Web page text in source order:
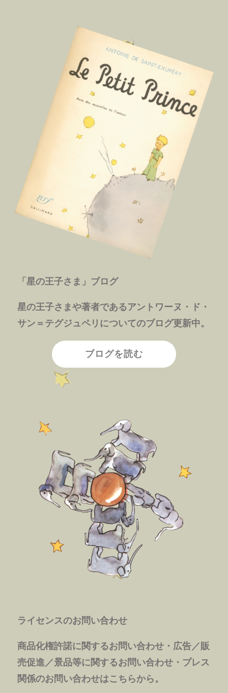
「星の王子さま」ブログ
星の王子さまや著者であるアントワーヌ・ド・
サン＝テグジュペリについてのブログ更新中。
ブログを読む
ライセンスのお問い合わせ
商品化権許諾に関するお問い合わせ・広告／販
売促進／景品等に関するお問い合わせ・プレス
関係のお問い合わせはこちらから。